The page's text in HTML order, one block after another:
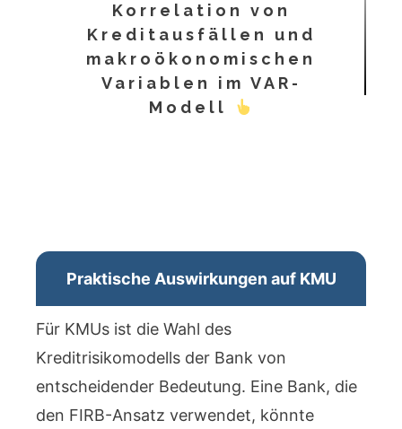
Korrelation von
Kreditausfällen und
makroökonomischen
Variablen im VAR-
Modell
Praktische Auswirkungen auf KMU
Für KMUs ist die Wahl des
Kreditrisikomodells der Bank von
entscheidender Bedeutung. Eine Bank, die
den FIRB-Ansatz verwendet, könnte